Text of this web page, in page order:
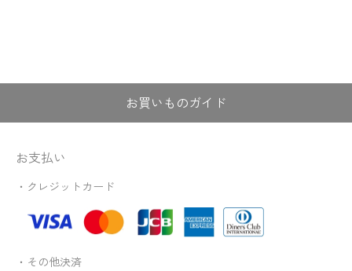
お買いものガイド
お支払い
・クレジットカード
・その他決済